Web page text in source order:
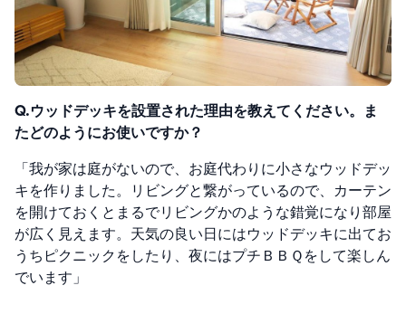
Q.ウッドデッキを設置された理由を教えてください。ま
たどのようにお使いですか？
「我が家は庭がないので、お庭代わりに小さなウッドデッ
キを作りました。リビングと繋がっているので、カーテン
を開けておくとまるでリビングかのような錯覚になり部屋
が広く見えます。天気の良い日にはウッドデッキに出てお
うちピクニックをしたり、夜にはプチＢＢＱをして楽しん
でいます」